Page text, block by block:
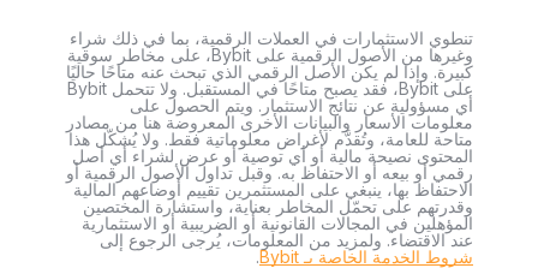
تنطوي الاستثمارات في العملات الرقمية، بما في ذلك شراء
وغيرها من الأصول الرقمية على Bybit، على مخاطر سوقية
كبيرة. وإذا لم يكن الأصل الرقمي الذي تبحث عنه متاحًا حاليًا
على Bybit، فقد يصبح متاحًا في المستقبل. ولا تتحمل Bybit
أي مسؤولية عن نتائج الاستثمار. ويتم الحصول على
معلومات الأسعار والبيانات الأخرى المعروضة هنا من مصادر
متاحة للعامة، وتُقدَّم لأغراض معلوماتية فقط. ولا يُشكّل هذا
المحتوى نصيحة مالية أو أي توصية أو عرض لشراء أي أصل
رقمي أو بيعه أو الاحتفاظ به. وقبل تداول الأصول الرقمية أو
الاحتفاظ بها، ينبغي على المستثمرين تقييم أوضاعهم المالية
وقدرتهم على تحمّل المخاطر بعناية، واستشارة المختصين
المؤهلين في المجالات القانونية أو الضريبية أو الاستثمارية
عند الاقتضاء. ولمزيد من المعلومات، يُرجى الرجوع إلى
شروط الخدمة الخاصة بـ Bybit
.